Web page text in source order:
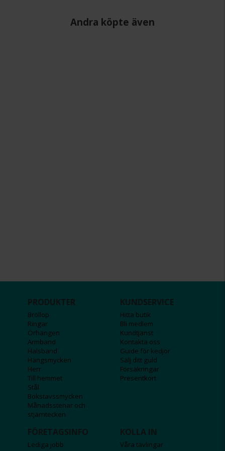
Andra köpte även
PRODUKTER
Bröllop
Ringar
Örhängen
Armband
Halsband
Hängsmycken
Herr
Till hemmet
Stål
Bokstavssmycken
Månadsstenar och
stjärntecken
KUNDSERVICE
Hitta butik
Bli medlem
Kundtjänst
Kontakta oss
Guide för kedjor
Sälj ditt guld
Försäkringar
Presentkort
FÖRETAGSINFO
Lediga jobb
KOLLA IN
Våra tävlingar